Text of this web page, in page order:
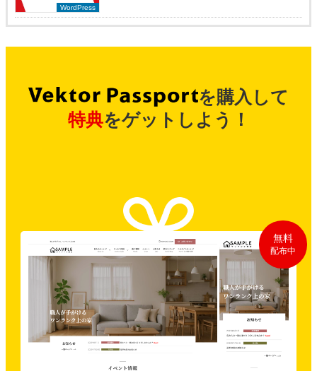
WordPress
を購入して
特典をゲットしよう！
無料
配布中